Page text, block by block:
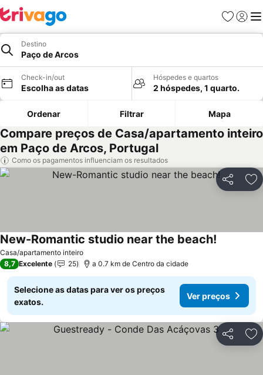
Favoritos
Iniciar
Destino
Paço de Arcos
Check-in/out
Escolha as datas
Hóspedes e quartos
2 hóspedes, 1 quarto.
Ordenar Filtrar Mapa
Compare preços de Casa/apartamento inteiro
em Paço de Arcos, Portugal
Como os pagamentos influenciam os resultados
Partilhar
Casa/apartamento inteiro
New-Romantic studio near the beach!
8,7 Excelente 25 a 0.7 km de Centro da cidade
Selecione as datas para ver os preços
exatos.
Ver preços
Partilhar